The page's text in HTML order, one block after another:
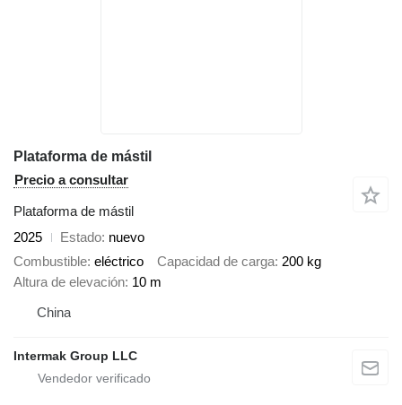
Plataforma de mástil
Precio a consultar
Plataforma de mástil
2025
Estado nuevo
Combustible eléctrico Capacidad de carga 200 kg
Altura de elevación 10 m
China
Intermak Group LLC